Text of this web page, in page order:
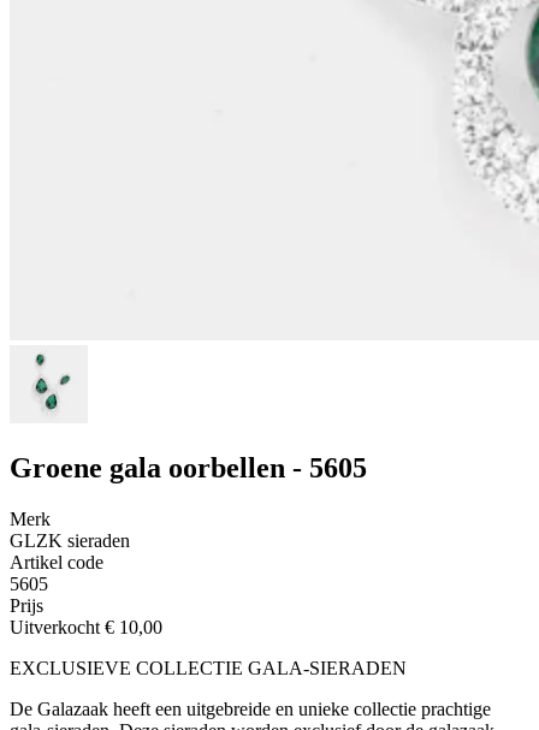
Groene gala oorbellen - 5605
Merk
GLZK sieraden
Artikel code
5605
Prijs
Uitverkocht € 10,00
EXCLUSIEVE COLLECTIE GALA-SIERADEN
De Galazaak heeft een uitgebreide en unieke collectie prachtige